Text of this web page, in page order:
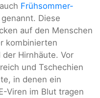
Frühsommer-
genannt. Diese
auf den Menschen
kombinierten
Hirnhäute. Vor
und Tschechien
in denen ein
Viren im Blut tragen